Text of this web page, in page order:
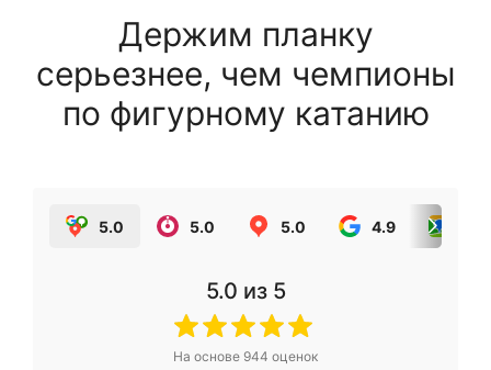
Держим планку
серьезнее, чем чемпионы
по фигурному катанию
5.0 5.0 5.0 4.9
5.0 из 5
На основе 944 оценок